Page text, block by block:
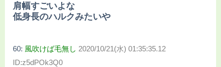
肩幅すごいよな
低身長のハルクみたいや
60: 風吹けば毛無し 2020/10/21(水) 01:35:35.12
ID:z5dPOk3Q0